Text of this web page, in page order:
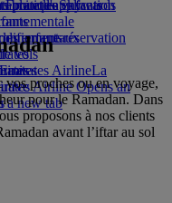
pour les enfants
enfants
pratique
AirlineLa
Airline Opens an
a new tab
Emirates Skywards
et l'application
une réservation
vols
vos proches ou en voyage,
pour le Ramadan. Dans
proposons à nos clients
avant l’iftar au sol